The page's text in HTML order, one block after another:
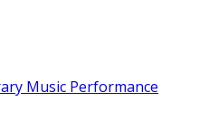
Music Performance